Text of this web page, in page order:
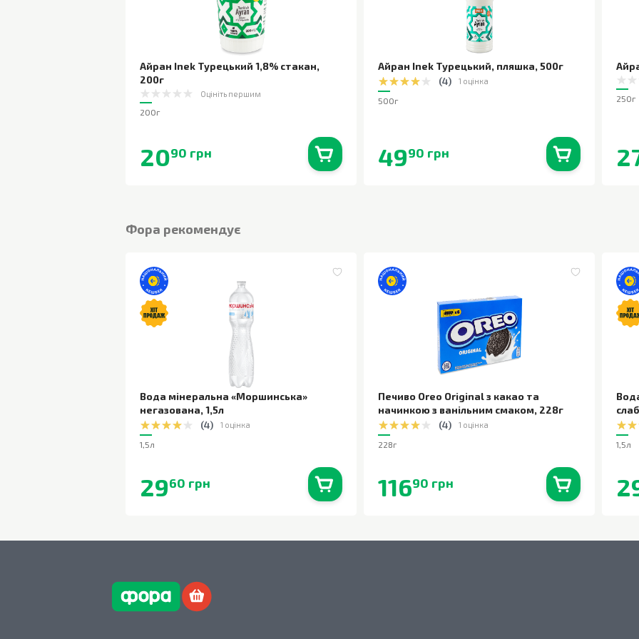
Айран Inek Турецький 1,8% стакан,
200г
Оцініть першим
200г
2090 грн
Айран Inek Турецький, пляшка, 500г
(4) 1 оцінка
500г
4990 грн
250г
Фора рекомендує
Вода мінеральна «Моршинська»
негазована, 1,5л
(4) 1 оцінка
1,5л
2960 грн
Печиво Oreo Original з какао та
начинкою з ванільним смаком, 228г
(4) 1 оцінка
228г
11690 грн
1,5л